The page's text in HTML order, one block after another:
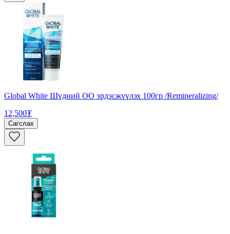
Global White Шүдний ОО эрдэсжүүлэх 100гр /Remineralizing/
12,500₮
Сагслах